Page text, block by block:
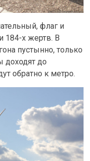
флаг и
184-х жертв. В
пустынно, только
доходят до
обратно к метро.